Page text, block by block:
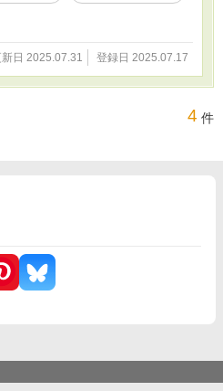
日 2025.07.31 登録日 2025.07.17
4 件